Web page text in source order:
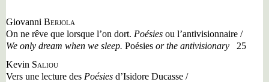
Giovanni Berjola
On ne rêve que lorsque l’on dort. Poésies ou l’antivisionnaire /
We only dream when we sleep. Poésies or the antivisionary
25
Kevin Saliou
Vers une lecture des Poésies d’Isidore Ducasse /